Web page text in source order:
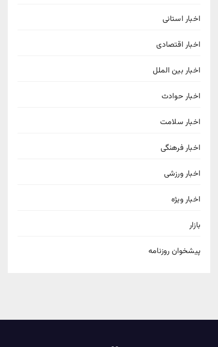
اخبار استانی
اخبار اقتصادی
اخبار بین الملل
اخبار حوادث
اخبار سلامت
اخبار فرهنگی
اخبار ورزشی
اخبار ویژه
بازار
پیشخوان روزنامه